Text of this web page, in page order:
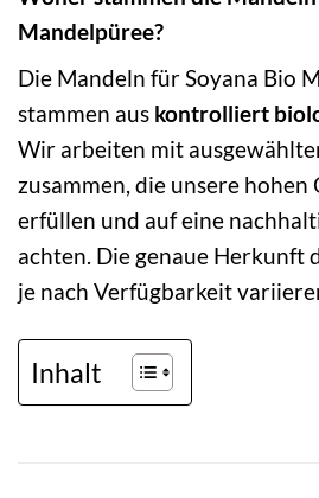
Mandelpüree?
Die Mandeln für Soyana Bio
stammen aus kontrolliert
Wir arbeiten mit
zusammen, die unsere
erfüllen und auf eine
achten. Die genaue Herkunft
je nach Verfügbarkeit
Inhalt